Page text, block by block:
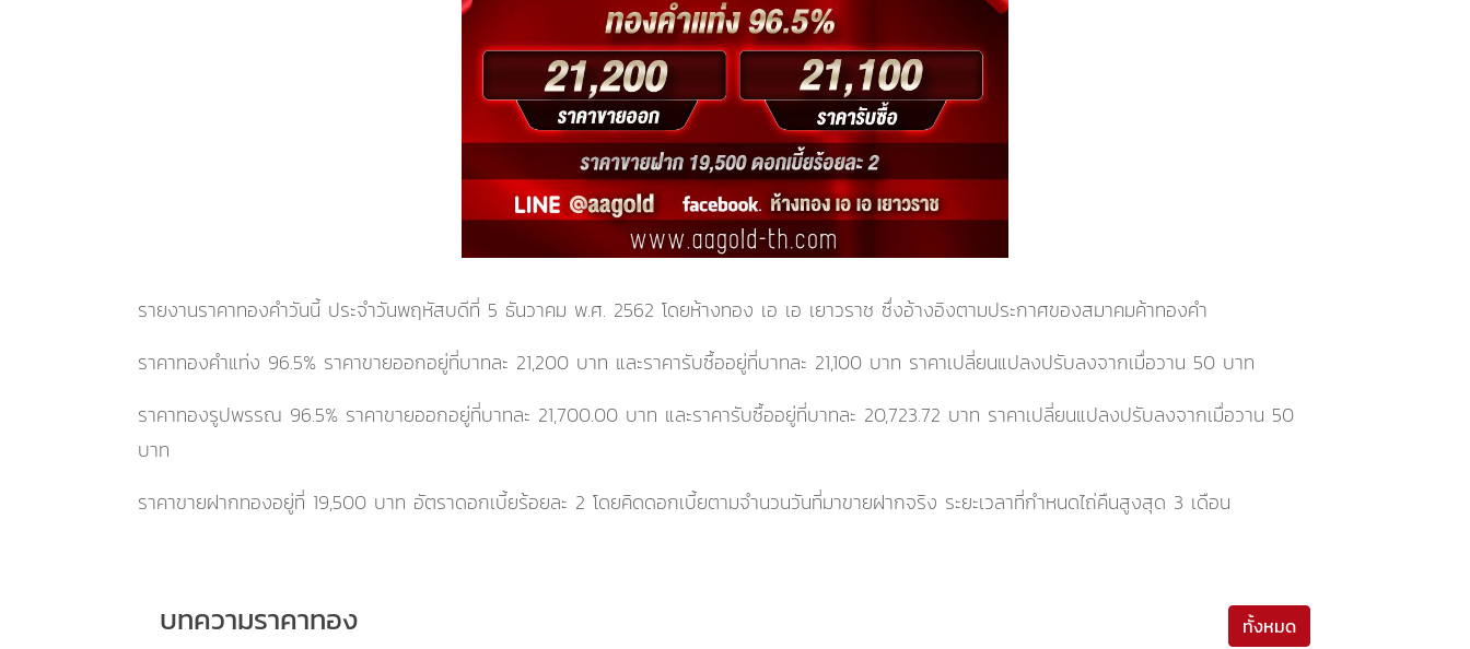
รายงานราคาทองคำวันนี้ ประจำวันพฤหัสบดีที่ 5 ธันวาคม พ.ศ. 2562 โดยห้างทอง เอ เอ เยาวราช ซึ่งอ้างอิงตามประกาศของสมาคมค้าทองคำ
ราคาทองคำแท่ง 96.5% ราคาขายออกอยู่ที่บาทละ 21,200 บาท และราคารับซื้ออยู่ที่บาทละ 21,100 บาท ราคาเปลี่ยนแปลงปรับลงจากเมื่อวาน 50 บาท
ราคาทองรูปพรรณ 96.5% ราคาขายออกอยู่ที่บาทละ 21,700.00 บาท และราคารับซื้ออยู่ที่บาทละ 20,723.72 บาท ราคาเปลี่ยนแปลงปรับลงจากเมื่อวาน 50
บาท
ราคาขายฝากทองอยู่ที่ 19,500 บาท อัตราดอกเบี้ยร้อยละ 2 โดยคิดดอกเบี้ยตามจำนวนวันที่มาขายฝากจริง ระยะเวลาที่กำหนดไถ่คืนสูงสุด 3 เดือน
ทั้งหมด
บทความราคาทอง